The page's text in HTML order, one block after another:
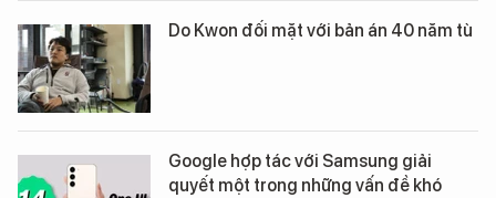
Do Kwon đối mặt với bản án 40 năm tù
Google hợp tác với Samsung giải
quyết một trong những vấn đề khó